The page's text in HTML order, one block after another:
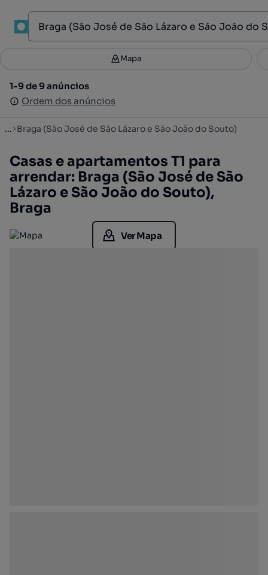
1
Filtros 3
1-9 de 9 anúncios
Ordem dos anúncios
Mapa
1-9 de 9 anúncios
Ordem dos anúncios
... Braga (São José de São Lázaro e São João do Souto)
Casas e apartamentos T1 para
arrendar: Braga (São José de São
Lázaro e São João do Souto),
Braga
Ver Mapa